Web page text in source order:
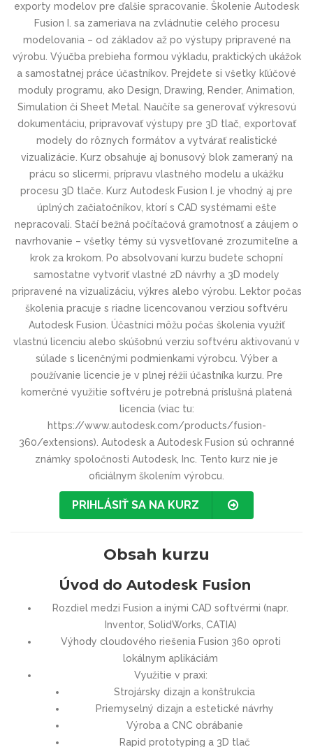
exporty modelov pre ďalšie spracovanie. Školenie Autodesk
Fusion I. sa zameriava na zvládnutie celého procesu
modelovania – od základov až po výstupy pripravené na
výrobu. Výučba prebieha formou výkladu, praktických ukážok
a samostatnej práce účastníkov. Prejdete si všetky kľúčové
moduly programu, ako Design, Drawing, Render, Animation,
Simulation či Sheet Metal. Naučíte sa generovať výkresovú
dokumentáciu, pripravovať výstupy pre 3D tlač, exportovať
modely do rôznych formátov a vytvárať realistické
vizualizácie. Kurz obsahuje aj bonusový blok zameraný na
prácu so slicermi, prípravu vlastného modelu a ukážku
procesu 3D tlače. Kurz Autodesk Fusion I. je vhodný aj pre
úplných začiatočníkov, ktorí s CAD systémami ešte
nepracovali. Stačí bežná počítačová gramotnosť a záujem o
navrhovanie – všetky témy sú vysvetľované zrozumiteľne a
krok za krokom. Po absolvovaní kurzu budete schopní
samostatne vytvoriť vlastné 2D návrhy a 3D modely
pripravené na vizualizáciu, výkres alebo výrobu. Lektor počas
školenia pracuje s riadne licencovanou verziou softvéru
Autodesk Fusion. Účastníci môžu počas školenia využiť
vlastnú licenciu alebo skúšobnú verziu softvéru aktivovanú v
súlade s licenčnými podmienkami výrobcu. Výber a
používanie licencie je v plnej réžii účastníka kurzu. Pre
komerčné využitie softvéru je potrebná príslušná platená
licencia (viac tu:
https://www.autodesk.com/products/fusion-
360/extensions). Autodesk a Autodesk Fusion sú ochranné
známky spoločnosti Autodesk, Inc. Tento kurz nie je
oficiálnym školením výrobcu.
PRIHLÁSIŤ SA NA KURZ
Obsah kurzu
Úvod do Autodesk Fusion
Rozdiel medzi Fusion a inými CAD softvérmi (napr.
Inventor, SolidWorks, CATIA)
Výhody cloudového riešenia Fusion 360 oproti
lokálnym aplikáciám
Využitie v praxi:
Strojársky dizajn a konštrukcia
Priemyselný dizajn a estetické návrhy
Výroba a CNC obrábanie
Rapid prototyping a 3D tlač